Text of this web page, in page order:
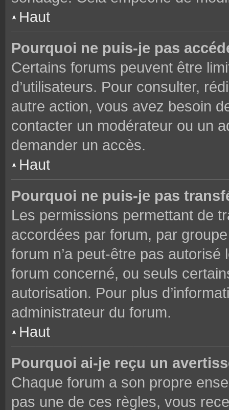
Haut
Pourquoi ne puis-je pas
Certains forums peuvent être
d’utilisateurs. Pour consulter,
autre action, vous avez besoin
contacter un modérateur ou un
demander un accès.
Haut
Pourquoi ne puis-je pas
Les permissions permettant de
accordées par forum, par
forum n’a peut-être pas
forum concerné, ou seuls
autorisation. Pour plus
administrateur du forum.
Haut
Pourquoi ai-je reçu un
Chaque forum a son propre
pas une de ces règles, vous